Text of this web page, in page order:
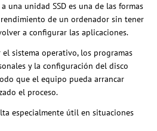
una unidad SSD es una de las formas
de un ordenador sin tener
a configurar las aplicaciones.
sistema operativo, los programas
y la configuración del disco
que el equipo pueda arrancar
el proceso.
especialmente útil en situaciones